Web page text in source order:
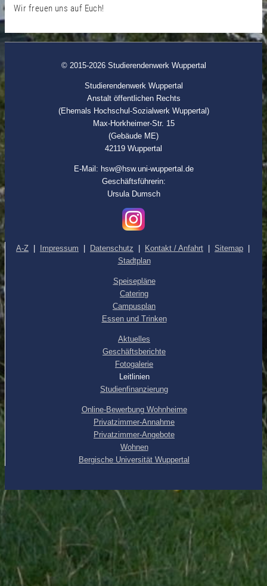
Wir freuen uns auf Euch!
© 2015-2026 Studierendenwerk Wuppertal
Studierendenwerk Wuppertal
Anstalt öffentlichen Rechts
(Ehemals Hochschul-Sozialwerk Wuppertal)
Max-Horkheimer-Str. 15
(Gebäude ME)
42119 Wuppertal
E-Mail: hsw@hsw.uni-wuppertal.de
Geschäftsführerin:
Ursula Dumsch
A-Z Impressum Datenschutz Kontakt / Anfahrt Sitemap
Stadtplan
Speisepläne
Catering
Campusplan
Essen und Trinken
Aktuelles
Geschäftsberichte
Fotogalerie
Leitlinien
Studienfinanzierung
Online-Bewerbung Wohnheime
Privatzimmer-Annahme
Privatzimmer-Angebote
Wohnen
Bergische Universität Wuppertal